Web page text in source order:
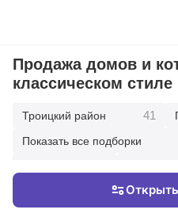
Продажа домов и
классическом
Троицкий район 41
Показать все подборки